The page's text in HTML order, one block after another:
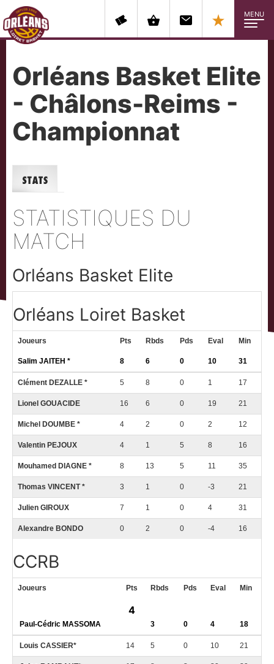
MENU
Orléans Basket Elite
- Châlons-Reims -
Championnat
STATISTIQUES DU
MATCH
Orléans Basket Elite
Orléans Loiret Basket
Joueurs Pts Rbds Pds Eval Min
Salim JAITEH * 8 6 0 10 31
Clément DEZALLE * 5 8 0 1 17
Lionel GOUACIDE 16 6 0 19 21
Michel DOUMBE * 4 2 0 2 12
Valentin PEJOUX 4 1 5 8 16
Mouhamed DIAGNE * 8 13 5 11 35
Thomas VINCENT * 3 1 0 -3 21
Julien GIROUX 7 1 0 4 31
Alexandre BONDO 0 2 0 -4 16
CCRB
Joueurs Pts Rbds Pds Eval Min
Paul-Cédric MASSOMA
4
3 0 4 18
Louis CASSIER* 14 5 0 10 21